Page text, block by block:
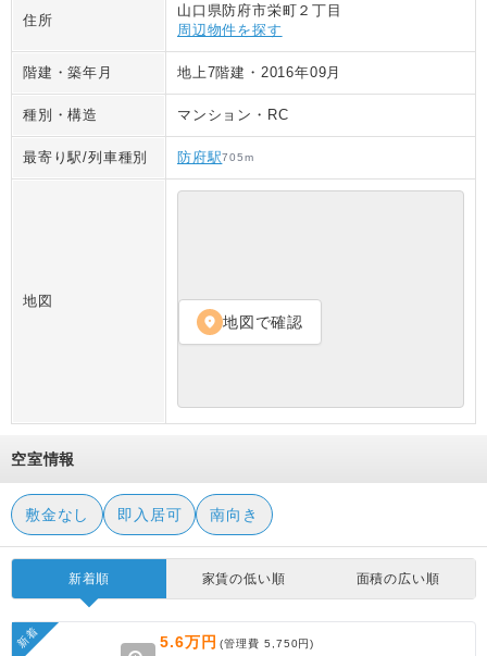
住所
山口県防府市栄町２丁目
周辺物件を探す
階建・築年月 地上7階建 ・ 2016年09月
種別・構造 マンション ・ RC
最寄り駅/列車種別 防府駅705m
地図
location_on 地図で確認
空室情報
敷金なし 即入居可 南向き
新着順 家賃の低い順 面積の広い順
新着 5.6万円 (管理費5,750円)